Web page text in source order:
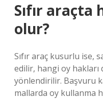
Sıfır araçta
olur?
Sıfır araç kusurlu ise,
edilir, hangi oy hakları
yönlendirilir. Başvuru
mallarda oy kullanma